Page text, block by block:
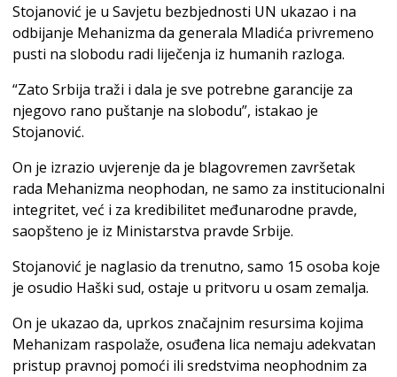
Stojanović je u Savjetu bezbjednosti UN ukazao i na
odbijanje Mehanizma da generala Mladića privremeno
pusti na slobodu radi liječenja iz humanih razloga.
“Zato Srbija traži i dala je sve potrebne garancije za
njegovo rano puštanje na slobodu”, istakao je
Stojanović.
On je izrazio uvjerenje da je blagovremen završetak
rada Mehanizma neophodan, ne samo za institucionalni
integritet, već i za kredibilitet međunarodne pravde,
saopšteno je iz Ministarstva pravde Srbije.
Stojanović je naglasio da trenutno, samo 15 osoba koje
je osudio Haški sud, ostaje u pritvoru u osam zemalja.
On je ukazao da, uprkos značajnim resursima kojima
Mehanizam raspolaže, osuđena lica nemaju adekvatan
pristup pravnoj pomoći ili sredstvima neophodnim za